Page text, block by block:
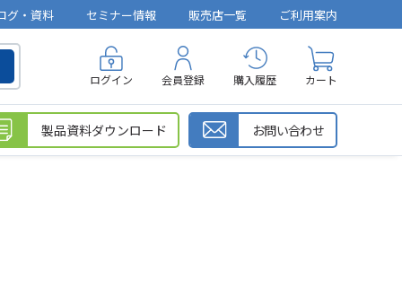
グ・資料 セミナー情報 販売店一覧 ご利用案内
ログイン 会員登録 購入履歴 カート
製品資料ダウンロード お問い合わせ